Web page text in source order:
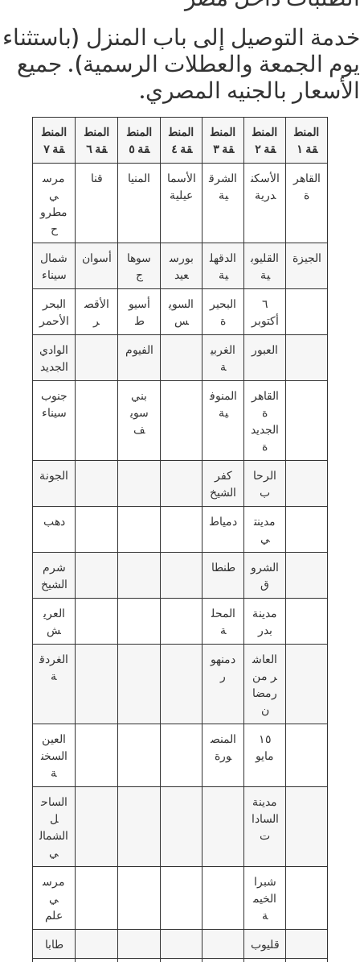
خدمة التوصيل إلى باب المنزل (باستثناء
يوم الجمعة والعطلات الرسمية). جميع
الأسعار بالجنيه المصري.
المنط
قة ١
المنط
قة ٢
المنط
قة ٣
المنط
قة ٤
المنط
قة ٥
المنط
قة ٦
المنط
قة ٧
القاهر
ة
الأسكن
درية
الشرق
ية
الأسما
عيلية
المنيا قنا
مرس
ي
مطرو
ح
الجيزة
القليوب
ية
الدقهل
ية
بورس
عيد
سوها
ج
أسوان
شمال
سيناء
٦
أكتوبر
البحير
ة
السوي
س
أسيو
ط
الأقص
ر
البحر
الأحمر
العبور
الغربي
ة
الفيوم
الوادي
الجديد
القاهر
ة
الجديد
ة
المنوف
ية
بني
سوي
ف
جنوب
سيناء
الرحا
ب
كفر
الشيخ
الجونة
مدينت
ي
دمياط دهب
الشرو
ق
طنطا
شرم
الشيخ
مدينة
بدر
المحل
ة
العري
ش
العاش
ر من
رمضا
ن
دمنهو
ر
الغردق
ة
١٥
مايو
المنص
ورة
العين
السخن
ة
مدينة
السادا
ت
الساح
ل
الشمال
ي
شبرا
الخيم
ة
مرس
ي
علم
قليوب طابا